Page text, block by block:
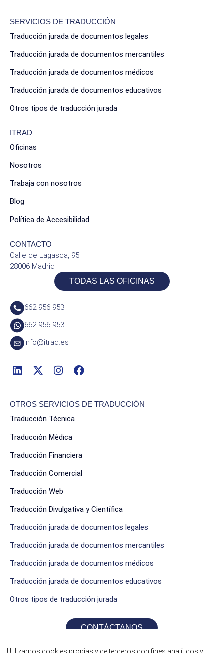
SERVICIOS DE TRADUCCIÓN
Traducción jurada de documentos legales
Traducción jurada de documentos mercantiles
Traducción jurada de documentos médicos
Traducción jurada de documentos educativos
Otros tipos de traducción jurada
ITRAD
Oficinas
Nosotros
Trabaja con nosotros
Blog
Política de Accesibilidad
CONTACTO
Calle de Lagasca, 95
28006 Madrid
TODAS LAS OFICINAS
662 956 953
662 956 953
info@itrad.es
OTROS SERVICIOS DE TRADUCCIÓN
Traducción Técnica
Traducción Médica
Traducción Financiera
Traducción Comercial
Traducción Web
Traducción Divulgativa y Científica
Traducción jurada de documentos legales
Traducción jurada de documentos mercantiles
Traducción jurada de documentos médicos
Traducción jurada de documentos educativos
Otros tipos de traducción jurada
CONTÁCTANOS